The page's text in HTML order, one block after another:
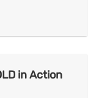
in Action